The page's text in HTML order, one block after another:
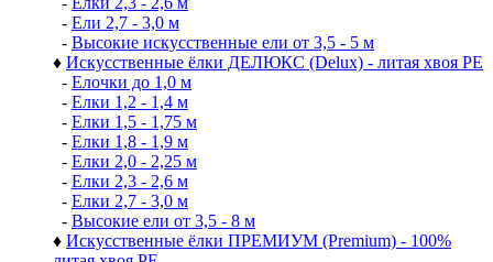
- Ели 2,7 - 3,0 м
- Высокие искусственные ели от 3,5 - 5 м
♦ Искусственные ёлки ДЕЛЮКС (Delux) - литая хвоя РЕ
- Елочки до 1,0 м
- Елки 1,2 - 1,4 м
- Елки 1,5 - 1,75 м
- Елки 1,8 - 1,9 м
- Елки 2,0 - 2,25 м
- Елки 2,3 - 2,6 м
- Елки 2,7 - 3,0 м
- Высокие ели от 3,5 - 8 м
♦ Искусственные ёлки ПРЕМИУМ (Premium) - 100%